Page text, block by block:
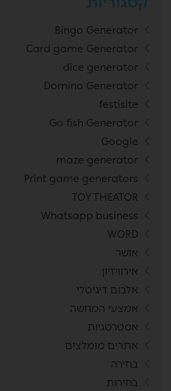
Bingo Generator
Card game Generator
dice generator
Domino Generator
festisite
Go fish Generator
Google
maze generator
Print game generators
TOY THEATOR
Whatsapp business
WORD
אושר
אירוויזיון
אלבום דיגיטלי
אמצעי המחשה
אסטרטגיות
אתרים מומלצים
בחירה
בחירות